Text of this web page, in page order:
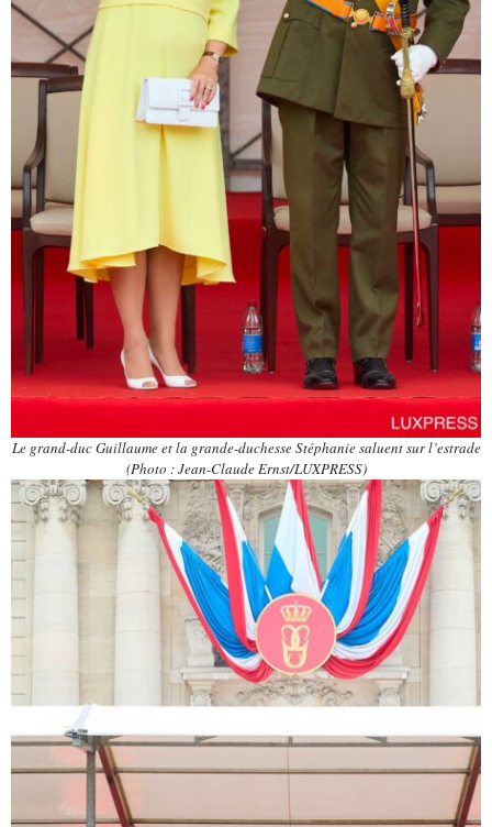
Le grand-duc Guillaume et la grande-duchesse Stéphanie saluent sur l’estrade
(Photo : Jean-Claude Ernst/LUXPRESS)